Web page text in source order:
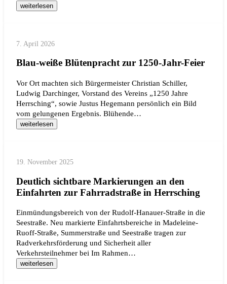
weiterlesen
7. April 2026
Blau-weiße Blütenpracht zur 1250-Jahr-Feier
Vor Ort machten sich Bürgermeister Christian Schiller,
Ludwig Darchinger, Vorstand des Vereins „1250 Jahre
Herrsching“, sowie Justus Hegemann persönlich ein Bild
vom gelungenen Ergebnis. Blühende…
weiterlesen
19. November 2025
Deutlich sichtbare Markierungen an den
Einfahrten zur Fahrradstraße in Herrsching
Einmündungsbereich von der Rudolf-Hanauer-Straße in die
Seestraße. Neu markierte Einfahrtsbereiche in Madeleine-
Ruoff-Straße, Summerstraße und Seestraße tragen zur
Radverkehrsförderung und Sicherheit aller
Verkehrsteilnehmer bei Im Rahmen…
weiterlesen